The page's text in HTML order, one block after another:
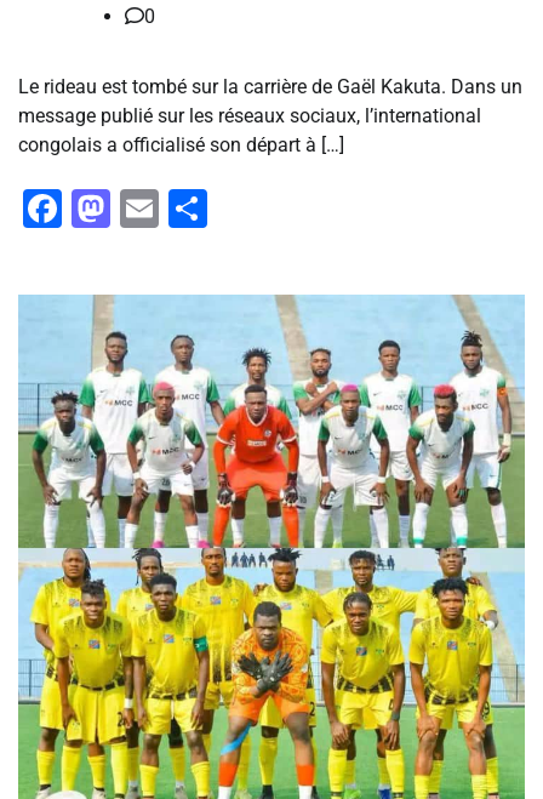
0
Le rideau est tombé sur la carrière de Gaël Kakuta. Dans un
message publié sur les réseaux sociaux, l’international
congolais a officialisé son départ à […]
Facebook
Mastodon
Email